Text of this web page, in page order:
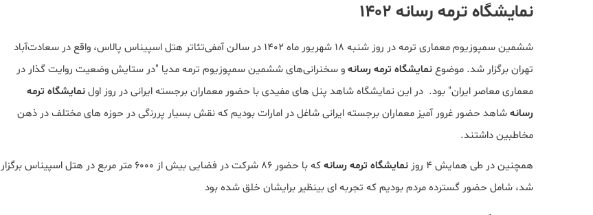
نمایشگاه ترمه رسانه 1402
ششمین سمپوزیوم معماری ترمه در روز شنبه 18 شهریور ماه 1402 در سالن آمفی‌تئاتر هتل اسپیناس پالاس، واقع در سعادت‌آباد
تهران برگزار شد. موضوعنمایشگاه ترمه رسانهو سخنرانی‌های ششمین سمپوزیوم ترمه مدیا "در ستایش وضعیت روایت گذار در
معماری معاصر ایران" بود. در این نمایشگاه ﺷﺎﻫﺪ ﭘﻨﻞ ﻫﺎی ﻣﻔﯿﺪی ﺑﺎ ﺣﻀﻮر ﻣﻌﻤﺎران ﺑﺮﺟﺴﺘﻪ اﯾﺮانی در روز اولنمایشگاه ترمه
رسانهشاهد ﺣﻀﻮر ﻏﺮور آﻣﯿﺰ ﻣﻌﻤﺎران ﺑﺮﺟﺴﺘﻪ اﯾﺮانی شاغل در امارات ﺑﻮدﯾﻢ ﮐﻪ ﻧﻘﺶ ﺑﺴﯿﺎر ﭘﺮرﻧگی در ﺣﻮزه ﻫﺎی ﻣﺨﺘﻠﻒ در ذﻫﻦ
ﻣﺨﺎﻃﺒﯿﻦ داﺷﺘﻨﺪ.
همچنین در طی ﻫﻤﺎﯾﺶ ٤ روز نمایشگاه ترمه رسانه
ﮐﻪ ﺑﺎ ﺣﻀور 86 ﺷﺮﮐﺖ در ﻓﻀﺎﯾﯽ ﺑﯿﺶ از 6000 ﻣﺘﺮ ﻣﺮﺑﻊ در ﻫﺘﻞ اﺳﭙﯿﻨﺎس ﺑﺮﮔﺰار
ﺷﺪ، ﺷﺎﻣﻞ ﺣﻀﻮر ﮔﺴﺘﺮده ﻣﺮدم ﺑﻮدﯾﻢ ﮐﻪ ﺗﺠﺮﺑﻪ ای ﺑﯿﻨﻈﯿﺮ ﺑﺮاﯾﺸﺎن ﺧﻠﻖ ﺷﺪه ﺑﻮد